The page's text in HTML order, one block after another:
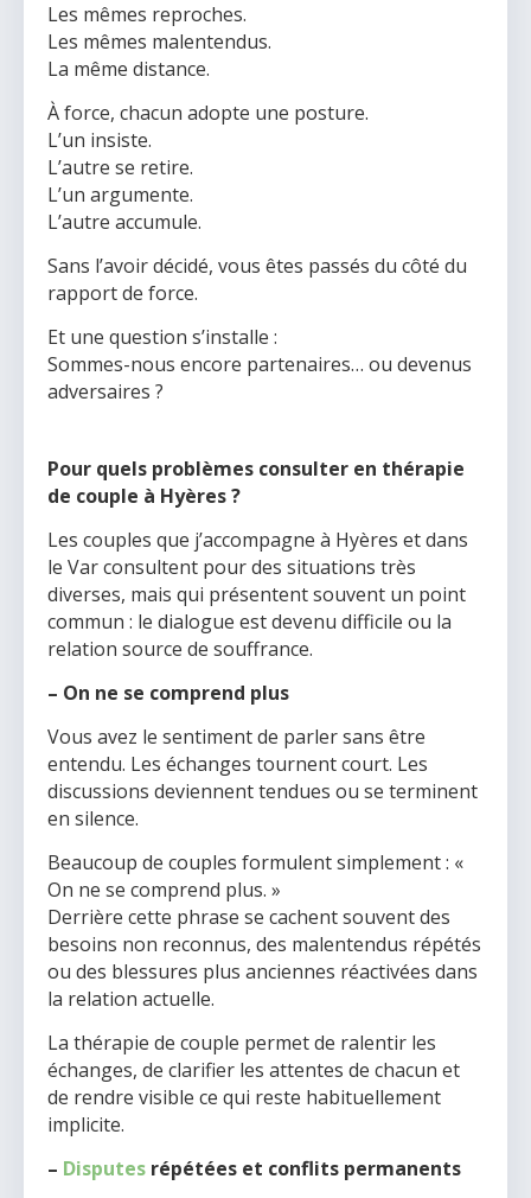
Les mêmes reproches.
Les mêmes malentendus.
La même distance.
À force, chacun adopte une posture.
L’un insiste.
L’autre se retire.
L’un argumente.
L’autre accumule.
Sans l’avoir décidé, vous êtes passés du côté du
rapport de force.
Et une question s’installe :
Sommes-nous encore partenaires… ou devenus
adversaires ?
Pour quels problèmes consulter en thérapie
de couple à Hyères ?
Les couples que j’accompagne à Hyères et dans
le Var consultent pour des situations très
diverses, mais qui présentent souvent un point
commun : le dialogue est devenu difficile ou la
relation source de souffrance.
– On ne se comprend plus
Vous avez le sentiment de parler sans être
entendu. Les échanges tournent court. Les
discussions deviennent tendues ou se terminent
en silence.
Beaucoup de couples formulent simplement : «
On ne se comprend plus. »
Derrière cette phrase se cachent souvent des
besoins non reconnus, des malentendus répétés
ou des blessures plus anciennes réactivées dans
la relation actuelle.
La thérapie de couple permet de ralentir les
échanges, de clarifier les attentes de chacun et
de rendre visible ce qui reste habituellement
implicite.
– Disputes répétées et conflits permanents